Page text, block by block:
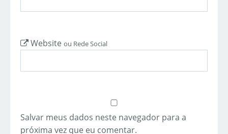
Website ou Rede Social
Salvar meus dados neste navegador para a
próxima vez que eu comentar.